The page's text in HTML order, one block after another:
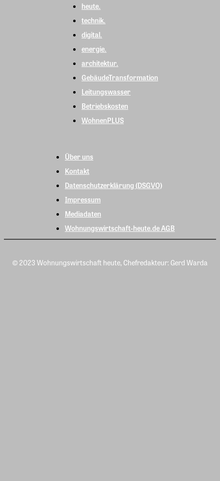
heute.
technik.
digital.
energie.
architektur.
GebäudeTransformation
Leitungswasser
Betriebskosten
WohnenPLUS
Über uns
Kontakt
Datenschutzerklärung (DSGVO)
Impressum
Mediadaten
Wohnungswirtschaft-heute.de AGB
© 2023 Wohnungswirtschaft heute, Chefredakteur: Gerd Warda